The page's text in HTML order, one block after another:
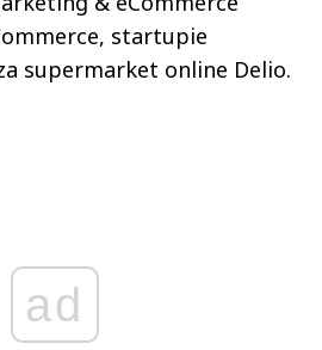
startupie
supermarket online Delio.
ad